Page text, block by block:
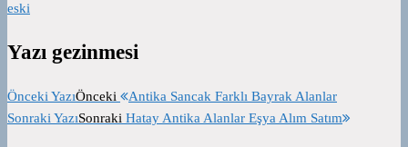
eski
Yazı gezinmesi
Önceki YazıÖnceki
Antika Sancak Farklı Bayrak Alanlar
Sonraki YazıSonraki Hatay Antika Alanlar Eşya Alım Satım